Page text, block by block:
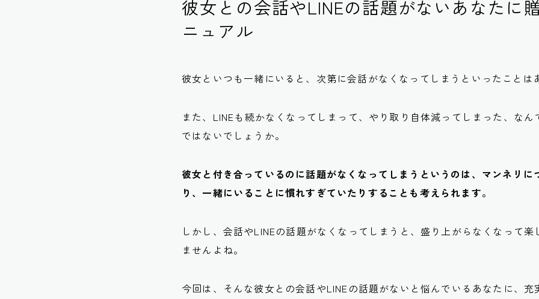
彼女との会話やLINEの話題がないあなたに
ニュアル
彼女といつも一緒にいると、次第に会話がなくなってしまうといったことは
また、LINEも続かなくなってしまって、やり取り自体減ってしまった、なん
ではないでしょうか。
彼女と付き合っているのに話題がなくなってしまうというのは、マンネリに
り、一緒にいることに慣れすぎていたりすることも考えられます。
しかし、会話やLINEの話題がなくなってしまうと、盛り上がらなくなって楽
ませんよね。
今回は、そんな彼女との会話やLINEの話題がないと悩んでいるあなたに、充